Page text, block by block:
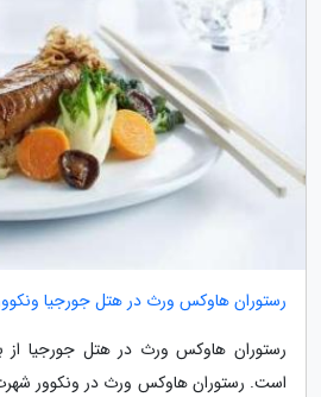
رستوران هاوکس ورث در هتل جورجیا
رستوران هاوکس ورث در هتل جورجیا از
است. رستوران هاوکس ورث در ونکوور